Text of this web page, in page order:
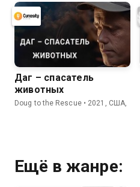
Даг – спасатель
животных
Doug to the Rescue • 2021, США,
Ещё в жанре: